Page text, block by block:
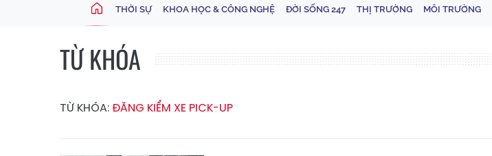
THỜI SỰ KHOA HỌC & CÔNG NGHỆ ĐỜI SỐNG 247 THỊ TRƯỜNG MÔI TRƯỜNG
TỪ KHÓA
TỪ KHÓA: ĐĂNG KIỂM XE PICK-UP